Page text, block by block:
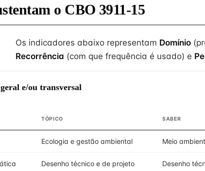
o CBO 3911-15
Os indicadores abaixo representam Domínio
Recorrência (com que frequência é usado) e
e/ou transversal
TÓPICO SABER
Ecologia e gestão ambiental Meio
Desenho técnico e de projeto Desenho